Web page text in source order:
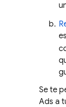
Se te
Ads a